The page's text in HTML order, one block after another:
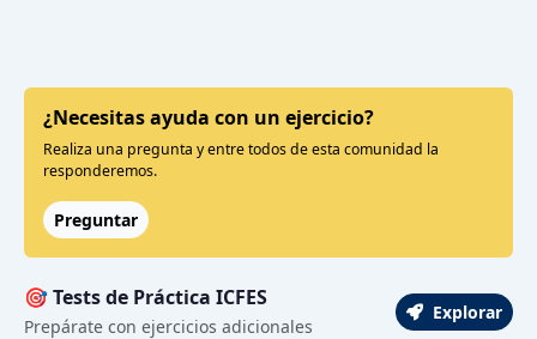
¿Necesitas ayuda con un ejercicio?
Realiza una pregunta y entre todos de esta comunidad la
responderemos.
Preguntar
🎯 Tests de Práctica ICFES
Prepárate con ejercicios adicionales
Explorar